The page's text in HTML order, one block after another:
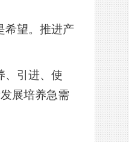
希望。推进产
、引进、使
展培养急需